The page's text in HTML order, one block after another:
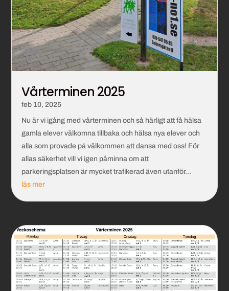
Vårterminen 2025
feb 10, 2025
Nu är vi igång med vårterminen och så härligt att få hälsa
gamla elever välkomna tillbaka och hälsa nya elever och
alla som provade på välkommen att dansa med oss! För
allas säkerhet vill vi igen påminna om att
parkeringsplatsen är mycket trafikerad även utanför...
läs mer